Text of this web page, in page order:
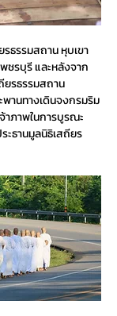
ธรรมสถาน หุบเขา
ชรบุรี และหลังจาก
ยรธรรมสถาน
านทางเดินจงกรมริม
าภาพในการบูรณะ
านมูลนิธิเสถียร